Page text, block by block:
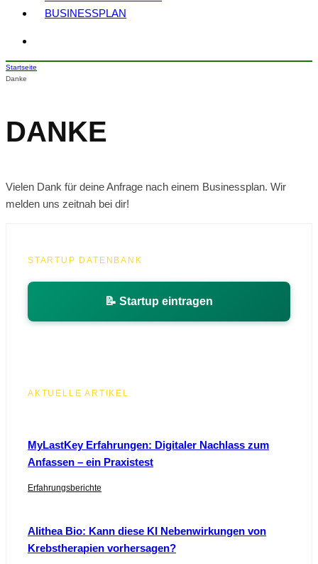
BUSINESSPLAN
Startseite
Danke
DANKE
Vielen Dank für deine Anfrage nach einem Businessplan. Wir
melden uns zeitnah bei dir!
STARTUP DATENBANK
📝 Startup eintragen
AKTUELLE ARTIKEL
MyLastKey Erfahrungen: Digitaler Nachlass zum
Anfassen – ein Praxistest
Erfahrungsberichte
Alithea Bio: Kann diese KI Nebenwirkungen von
Krebstherapien vorhersagen?